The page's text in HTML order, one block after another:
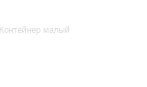
Контейнер малый